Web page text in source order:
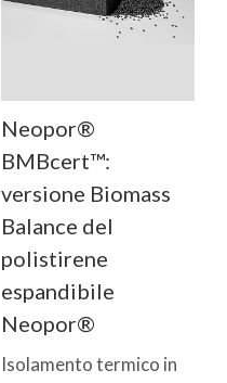
Neopor®
BMBcert™:
versione Biomass
Balance del
polistirene
espandibile
Neopor®
Isolamento termico in